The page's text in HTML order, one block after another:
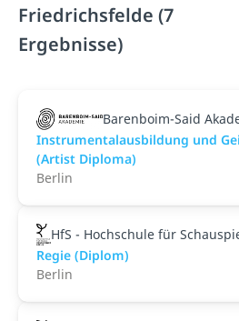
Friedrichsfelde (7
Ergebnisse)
Barenboim-Said
Instrumentalausbildung und
(Artist Diploma)
Berlin
HfS - Hochschule für
Regie (Diplom)
Berlin